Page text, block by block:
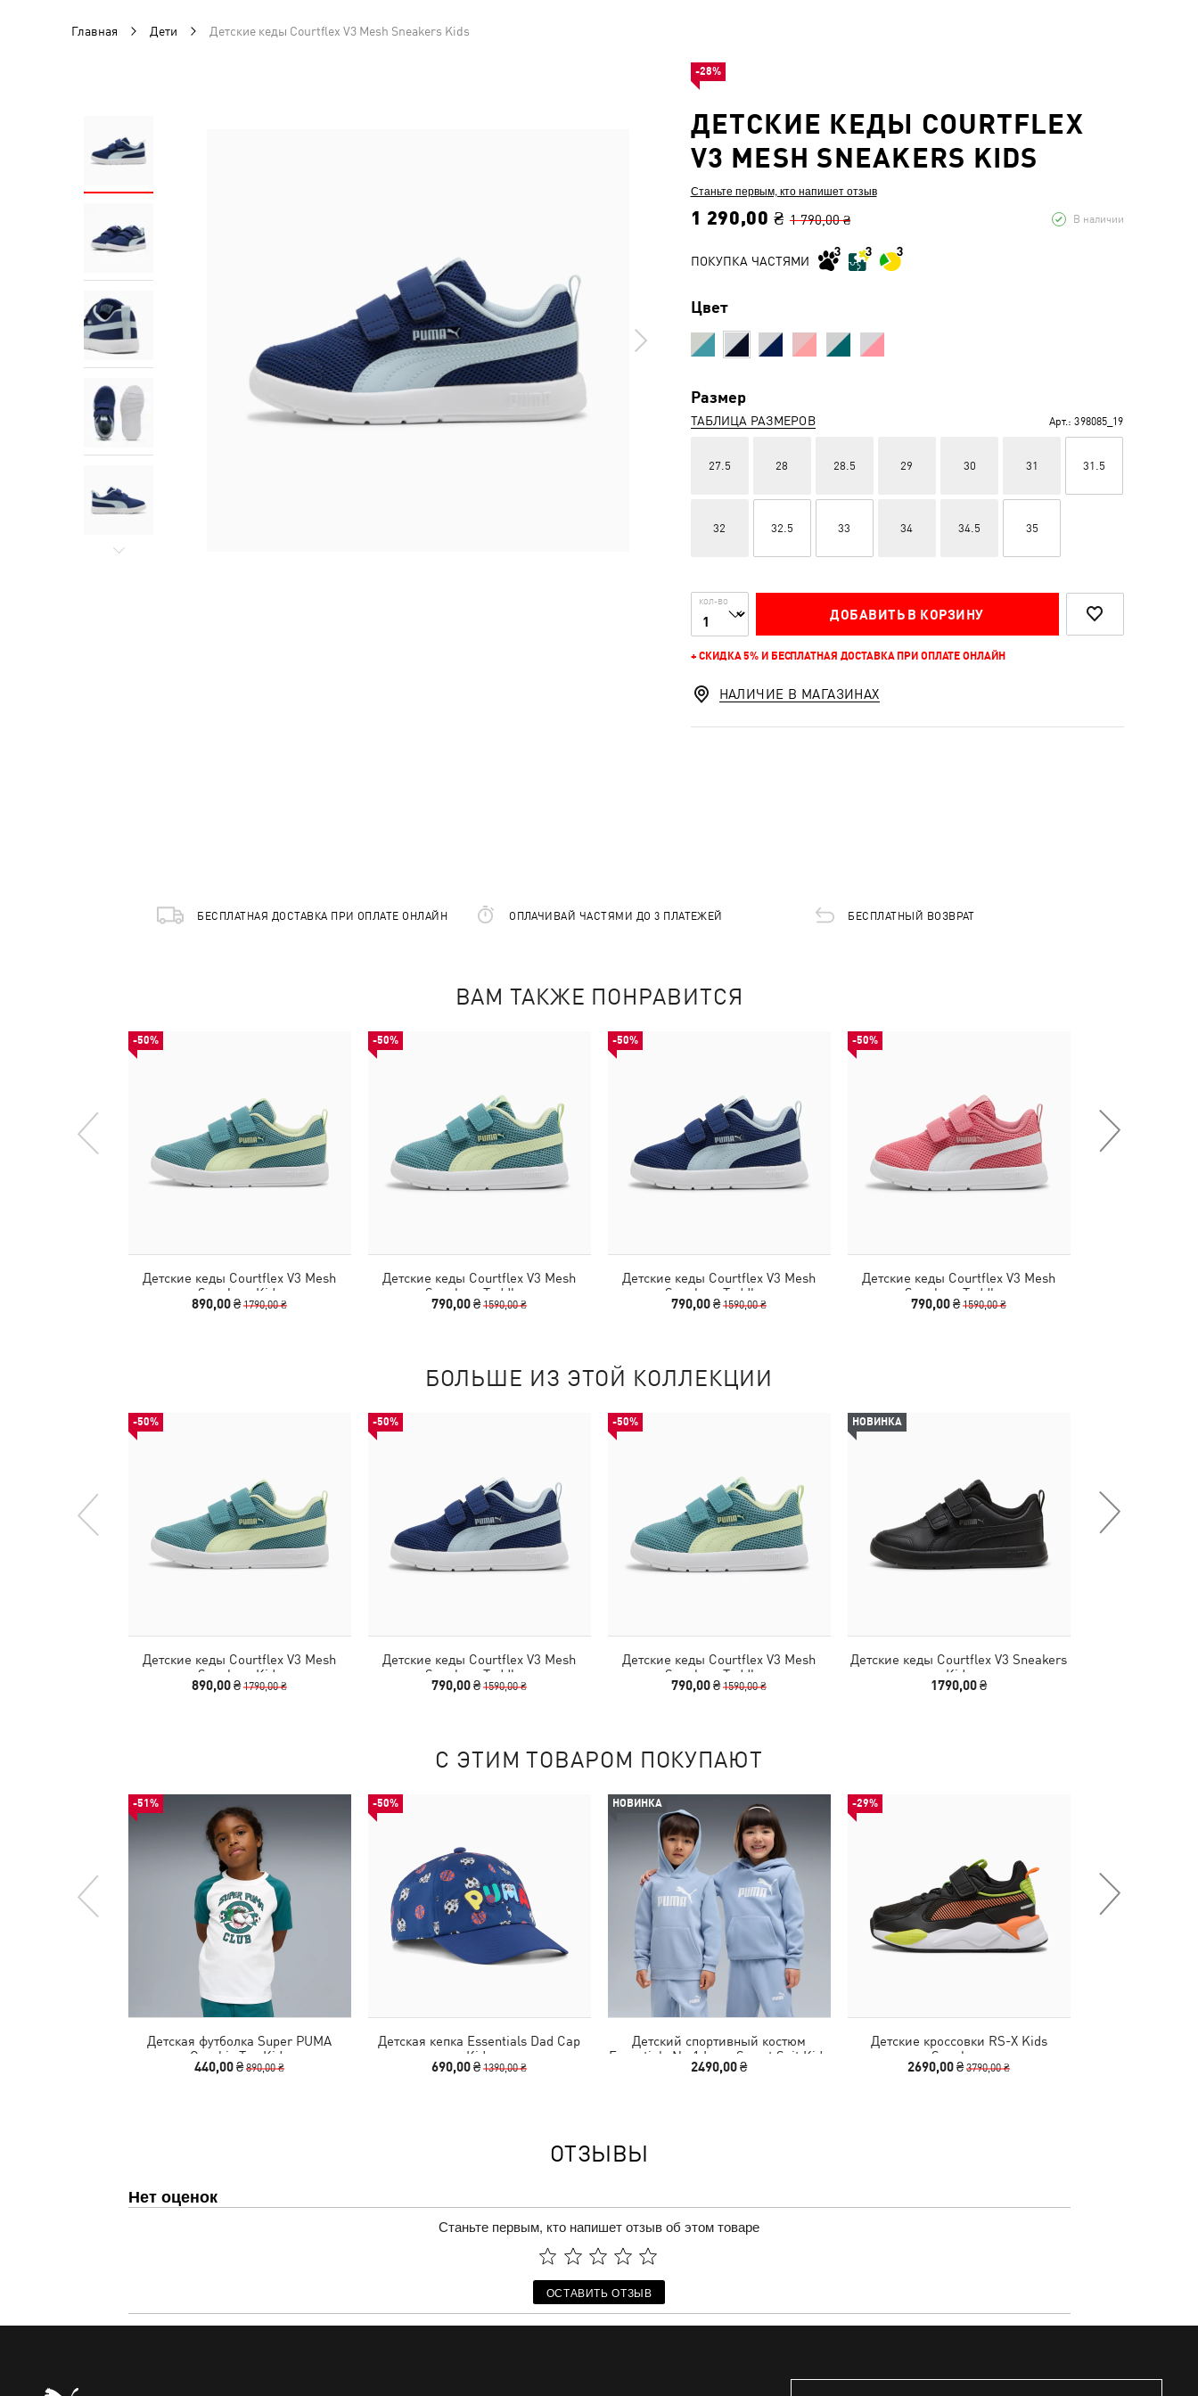
Главная Дети Детские кеды Courtflex V3 Mesh Sneakers Kids
ДЕТСКИЕ КЕДЫ COURTFLEX
V3 MESH SNEAKERS KIDS
Станьте первым, кто напишет отзыв
1 290,00 ₴ 1 790,00 ₴ В наличии
ПОКУПКА ЧАСТЯМИ
Цвет
Размер
ТАБЛИЦА РАЗМЕРОВ Арт.: 398085_19
27.5 28 28.5 29 30 31 31.5
32 32.5 33 34 34.5 35
КОЛ-ВО
ДОБАВИТЬ В КОРЗИНУ
+ СКИДКА 5% И БЕСПЛАТНАЯ ДОСТАВКА ПРИ ОПЛАТЕ ОНЛАЙН
-28%
НАЛИЧИЕ В МАГАЗИНАХ
БЕСПЛАТНАЯ ДОСТАВКА ПРИ ОПЛАТЕ ОНЛАЙН ОПЛАЧИВАЙ ЧАСТЯМИ ДО 3 ПЛАТЕЖЕЙ БЕСПЛАТНЫЙ ВОЗВРАТ
ВАМ ТАКЖЕ ПОНРАВИТСЯ
-50%
Детские кеды Courtflex V3 Mesh
Sneakers Kids
890,00 ₴1790,00 ₴
-50%
Детские кеды Courtflex V3 Mesh
Sneakers Toddlers
790,00 ₴1590,00 ₴
-50%
Детские кеды Courtflex V3 Mesh
Sneakers Toddlers
790,00 ₴1590,00 ₴
-50%
Детские кеды Courtflex V3 Mesh
Sneakers Toddlers
790,00 ₴1590,00 ₴
БОЛЬШЕ ИЗ ЭТОЙ КОЛЛЕКЦИИ
-50%
Детские кеды Courtflex V3 Mesh
Sneakers Kids
890,00 ₴1790,00 ₴
-50%
Детские кеды Courtflex V3 Mesh
Sneakers Toddlers
790,00 ₴1590,00 ₴
-50%
Детские кеды Courtflex V3 Mesh
Sneakers Toddlers
790,00 ₴1590,00 ₴
НОВИНКА
Детские кеды Courtflex V3 Sneakers
Kids
1790,00 ₴
С ЭТИМ ТОВАРОМ ПОКУПАЮТ
-51%
Детская футболка Super PUMA
Graphic Tee Kids
440,00 ₴890,00 ₴
-50%
Детская кепка Essentials Dad Cap
Kids
690,00 ₴1390,00 ₴
НОВИНКА
Детский спортивный костюм
Essentials No.1 Logo Sweat Suit Kids
2490,00 ₴
-29%
Детские кроссовки RS-X Kids
Sneakers
2690,00 ₴3790,00 ₴
ОТЗЫВЫ
Нет оценок
Станьте первым, кто напишет отзыв об этом товаре
ОСТАВИТЬ ОТЗЫВ